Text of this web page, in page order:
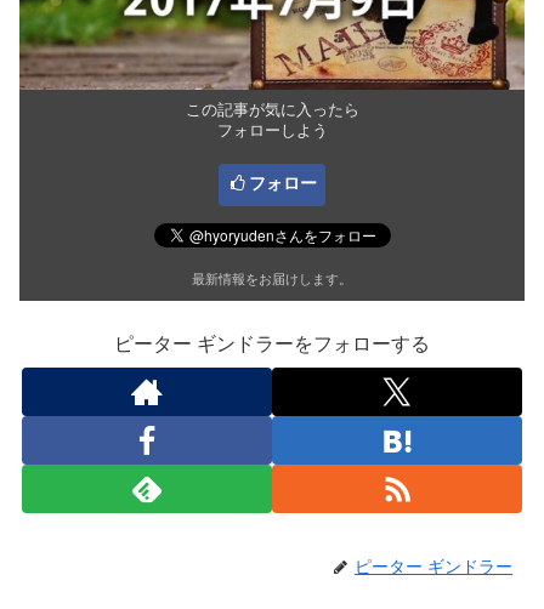
この記事が気に入ったら
フォローしよう
フォロー
最新情報をお届けします。
ピーター ギンドラーをフォローする
ピーター ギンドラー